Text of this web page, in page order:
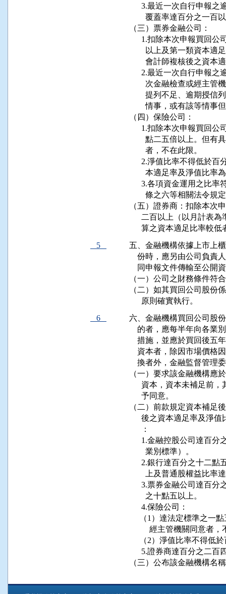
3.最近一次自行申報
覆蓋率達百分之一百
（三）票券金融公司：
1.扣除本次申報買回
以上及第一類資本
會計師複核後之資
2.最近一次自行申報
次金融檢查或經主
提列不足、逾期授
情事，或有該等情事
（四）保險公司：
1.扣除本次申報買回
點二五倍以上。但
        者，不在此限。
2.淨值比率不得低於
本適足率及淨值比率
3.各項資金運用之比
條之六等相關法令規
（五）證券商：扣除本次
二百以上（以月計表
算之資本適足比率較
5
五、金融機構依據上市上
份時，應另由公司負
同申報文件傳輸至公開
（一）公司之財務條件符
（二）如其買回公司股份
      原則確實執行。
6
六、金融機構買回公司股
的者，應每半年向各
措施，並應於買回後
資本者，除因市場價
換者外，金融監督管
（一）要求該金融機構應
資本，資本未補足前
      予同意。
（二）前款規定資本補足
後之資本適足率及淨
      ：
1.金融控股公司達百
        業別標準）。
2.銀行達百分之十二
上及普通股權益比
3.票券金融公司達百
        之十點五以上。
      4.保險公司：
（1）達法定標準之一
經主管機關同意者
（2）淨值比率不得低
5.證券商達百分之二百
（三）公布該金融機構名